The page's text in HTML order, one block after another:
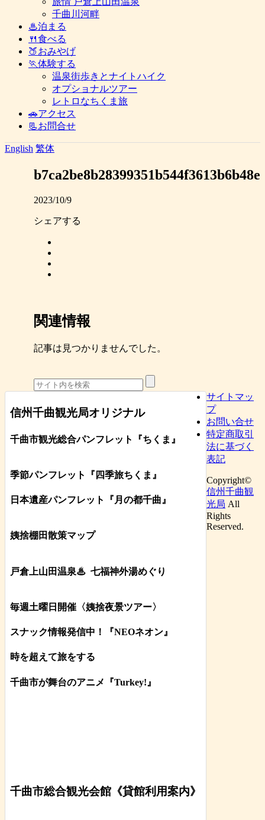
千曲川河畔
♨泊まる
🍴食べる
🍑おみやげ
🏃体験する
温泉街歩きとナイトハイク
オプショナルツアー
レトロなちくま旅
🚗アクセス
📃お問合せ
English 繁体
b7ca2be8b28399351b544f3613b6b48e
2023/10/9
シェアする
関連情報
記事は見つかりませんでした。
信州千曲観光局オリジナル
千曲市観光総合パンフレット 『ちくま 』
季節パンフレット『四季旅ちくま』
日本遺産パンフレット 『月の都千曲 』
姨捨棚田散策マップ
戸倉上山田温泉♨ 七福神外湯めぐり
毎週土曜日開催〈姨捨夜景ツアー〉
スナック情報発信中！『NEOネオン』
時を超えて旅をする
千曲市が舞台のアニメ『Turkey!』
千曲市総合観光会館《貸館利用案内》
サイトマッ
プ
お問い合せ
特定商取引
法に基づく
表記
Copyright©
信州千曲観
光局 All
Rights
Reserved.